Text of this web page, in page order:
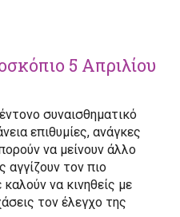
5 Απριλίου
συναισθηματικό
επιθυμίες, ανάγκες
να μείνουν άλλο
αγγίζουν τον πιο
να κινηθείς με
τον έλεγχο της